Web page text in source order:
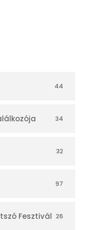
44
34
32
97
Fesztivál 26